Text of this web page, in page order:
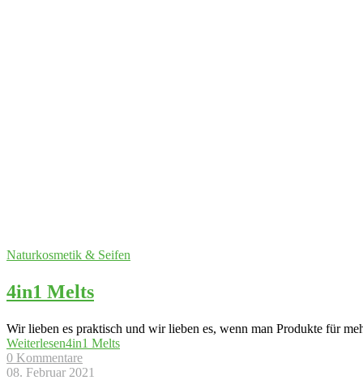
Naturkosmetik & Seifen
4in1 Melts
Wir lieben es praktisch und wir lieben es, wenn man Produkte für
Weiterlesen4in1 Melts
0 Kommentare
08. Februar 2021